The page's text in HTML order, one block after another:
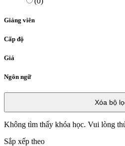
Giảng viên
Cấp độ
Giá
Ngôn ngữ
Xóa bộ
Không tìm thấy khóa học. Vui lòng
Sắp xếp theo